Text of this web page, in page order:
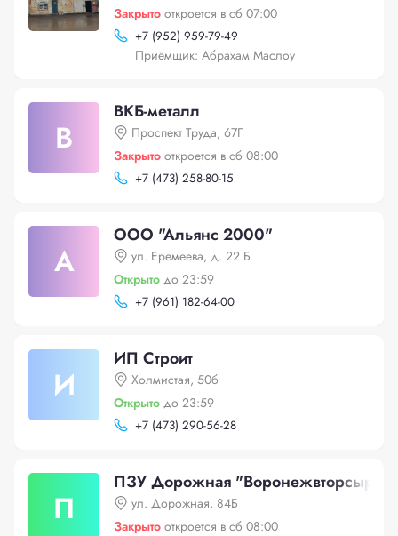
Закрыто откроется в сб 07:00
+7 (952) 959-79-49
Приёмщик: Абрахам Маслоу
В
ВКБ-металл
Проспект Труда, 67Г
Закрыто откроется в сб 08:00
+7 (473) 258-80-15
А
ООО "Альянс 2000"
ул. Еремеева, д. 22 Б
Открыто до 23:59
+7 (961) 182-64-00
И
ИП Строит
Холмистая, 50б
Открыто до 23:59
+7 (473) 290-56-28
П
ПЗУ Дорожная "Воронежвторсырье"
ул. Дорожная, 84Б
Закрыто откроется в сб 08:00